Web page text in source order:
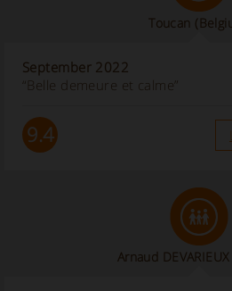
Toucan
September 2022
“Belle demeure et calme”
9.4
Arnaud DEVARIEUX